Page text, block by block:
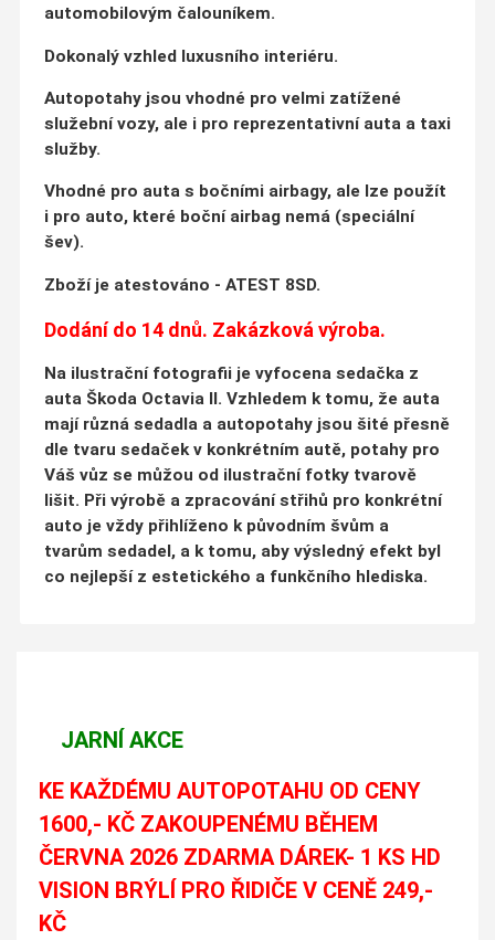
automobilovým čalouníkem.
Dokonalý vzhled luxusního interiéru.
Autopotahy jsou vhodné pro velmi zatížené
služební vozy, ale i pro reprezentativní auta a taxi
služby.
Vhodné pro auta s bočními airbagy, ale lze použít
i pro auto, které boční airbag nemá (speciální
šev).
Zboží je atestováno - ATEST 8SD.
Dodání do 14 dnů. Zakázková výroba.
Na ilustrační fotografii je vyfocena sedačka z
auta Škoda Octavia II. Vzhledem k tomu, že auta
mají různá sedadla a autopotahy jsou šité přesně
dle tvaru sedaček v konkrétním autě, potahy pro
Váš vůz se můžou od ilustrační fotky tvarově
lišit. Při výrobě a zpracování střihů pro konkrétní
auto je vždy přihlíženo k původním švům a
tvarům sedadel, a k tomu, aby výsledný efekt byl
co nejlepší z estetického a funkčního hlediska.
JARNÍ AKCE
KE KAŽDÉMU AUTOPOTAHU OD CENY
1600,- KČ ZAKOUPENÉMU BĚHEM
ČERVNA 2026 ZDARMA DÁREK- 1 KS HD
VISION BRÝLÍ PRO ŘIDIČE V CENĚ 249,-
KČ